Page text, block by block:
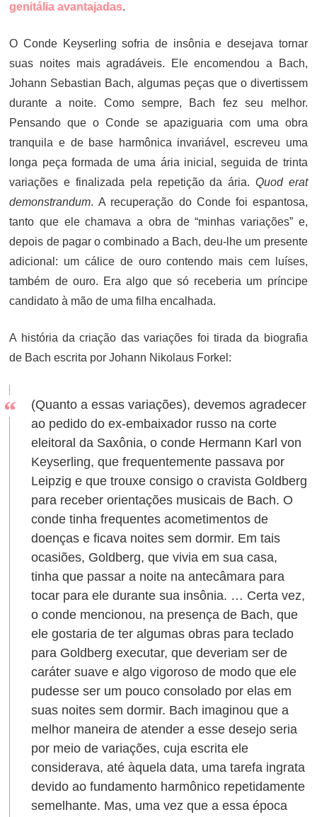
genitália avantajadas.
O Conde Keyserling sofria de insônia e desejava tornar
suas noites mais agradáveis. Ele encomendou a Bach,
Johann Sebastian Bach, algumas peças que o divertissem
durante a noite. Como sempre, Bach fez seu melhor.
Pensando que o Conde se apaziguaria com uma obra
tranquila e de base harmônica invariável, escreveu uma
longa peça formada de uma ária inicial, seguida de trinta
variações e finalizada pela repetição da ária. Quod erat
demonstrandum. A recuperação do Conde foi espantosa,
tanto que ele chamava a obra de “minhas variações” e,
depois de pagar o combinado a Bach, deu-lhe um presente
adicional: um cálice de ouro contendo mais cem luíses,
também de ouro. Era algo que só receberia um príncipe
candidato à mão de uma filha encalhada.
A história da criação das variações foi tirada da biografia
de Bach escrita por Johann Nikolaus Forkel:
(Quanto a essas variações), devemos agradecer
ao pedido do ex-embaixador russo na corte
eleitoral da Saxônia, o conde Hermann Karl von
Keyserling, que frequentemente passava por
Leipzig e que trouxe consigo o cravista Goldberg
para receber orientações musicais de Bach. O
conde tinha frequentes acometimentos de
doenças e ficava noites sem dormir. Em tais
ocasiões, Goldberg, que vivia em sua casa,
tinha que passar a noite na antecâmara para
tocar para ele durante sua insônia. … Certa vez,
o conde mencionou, na presença de Bach, que
ele gostaria de ter algumas obras para teclado
para Goldberg executar, que deveriam ser de
caráter suave e algo vigoroso de modo que ele
pudesse ser um pouco consolado por elas em
suas noites sem dormir. Bach imaginou que a
melhor maneira de atender a esse desejo seria
por meio de variações, cuja escrita ele
considerava, até àquela data, uma tarefa ingrata
devido ao fundamento harmônico repetidamente
semelhante. Mas, uma vez que a essa época